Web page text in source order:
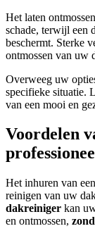
Het laten
schade, terwijl een
beschermt. Sterke
ontmossen van uw
Overweeg uw
specifieke situatie.
van een mooi en
Voordelen
Het inhuren van
reinigen van uw
dakreiniger kan
en ontmossen,